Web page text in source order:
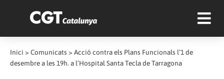
Inici > Comunicats > Acció contra els Plans Funcionals l’1 de
desembre a les 19h. a l’Hospital Santa Tecla de Tarragona